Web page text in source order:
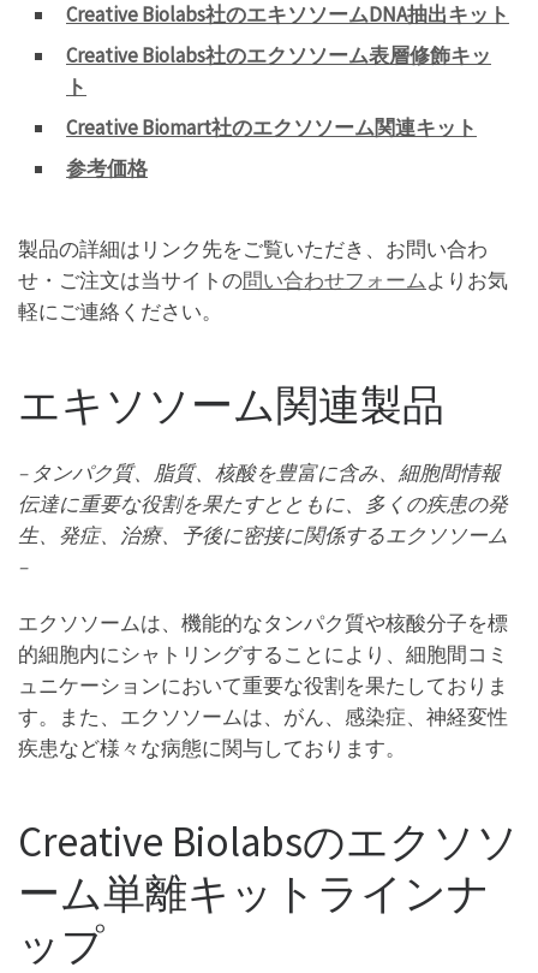
Creative Biolabs社のエキソソームDNA抽出キット
Creative Biolabs社のエクソソーム表層修飾キッ
ト
Creative Biomart社のエクソソーム関連キット
参考価格
製品の詳細はリンク先をご覧いただき、お問い合わ
せ・ご注文は当サイトの問い合わせフォームよりお気
軽にご連絡ください。
エキソソーム関連製品
– タンパク質、脂質、核酸を豊富に含み、細胞間情報
伝達に重要な役割を果たすとともに、多くの疾患の発
生、発症、治療、予後に密接に関係するエクソソーム
–
エクソソームは、機能的なタンパク質や核酸分子を標
的細胞内にシャトリングすることにより、細胞間コミ
ュニケーションにおいて重要な役割を果たしておりま
す。また、エクソソームは、がん、感染症、神経変性
疾患など様々な病態に関与しております。
Creative Biolabsのエクソソ
ーム単離キットラインナ
ップ